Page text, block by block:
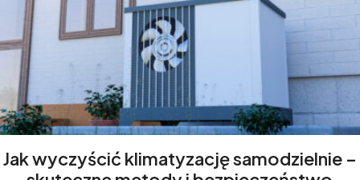
Jak wyczyścić klimatyzację samodzielnie –